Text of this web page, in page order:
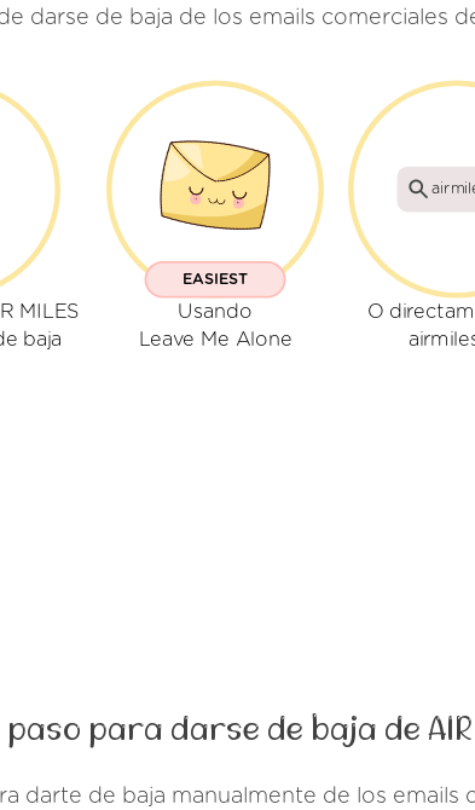
darse de baja de los emails comerciales
MILES
baja
EASIEST
Usando
Leave Me Alone
O
para darse de baja de AIR
darte de baja manualmente de los emails